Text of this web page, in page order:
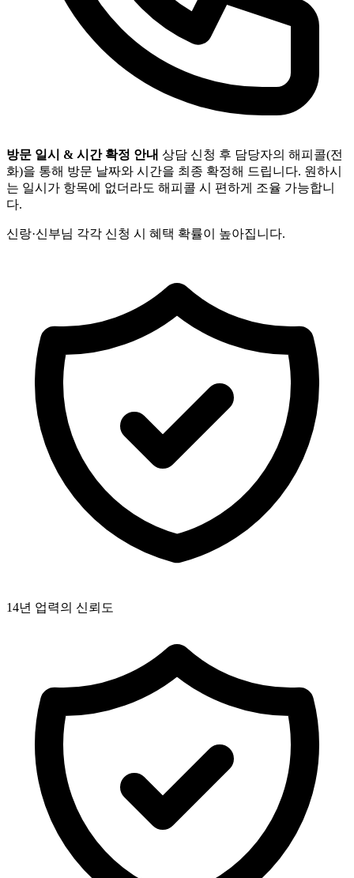
방문 일시 & 시간 확정 안내 상담 신청 후 담당자의 해피콜(전
화)을 통해 방문 날짜와 시간을 최종 확정해 드립니다. 원하시
는 일시가 항목에 없더라도 해피콜 시 편하게 조율 가능합니
다.
신랑·신부님 각각 신청 시 혜택 확률이 높아집니다.
14년 업력의 신뢰도